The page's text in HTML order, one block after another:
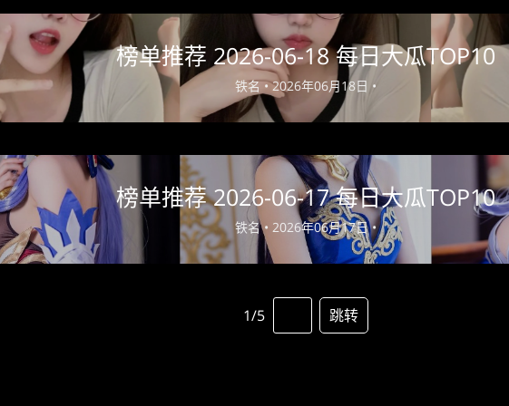
榜单推荐 2026-06-18 每日大瓜TOP10
铁名 •2026年06月18日 •
榜单推荐 2026-06-17 每日大瓜TOP10
铁名 • 2026年06月17日 •
1/5 跳转